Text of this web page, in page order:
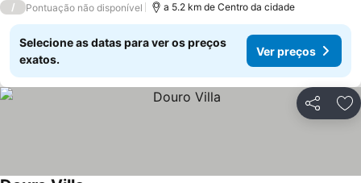
/ Pontuação não disponível a 5.2 km de Centro da cidade
Selecione as datas para ver os preços
exatos.
Ver preços
Partilhar